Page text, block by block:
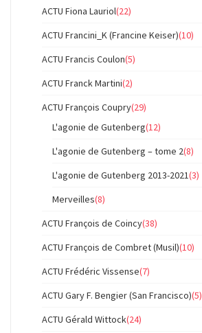
ACTU Fiona Lauriol(22)
ACTU Francini_K (Francine Keiser)(10)
ACTU Francis Coulon(5)
ACTU Franck Martini(2)
ACTU François Coupry(29)
L'agonie de Gutenberg(12)
L'agonie de Gutenberg – tome 2(8)
L'agonie de Gutenberg 2013-2021(3)
Merveilles(8)
ACTU François de Coincy(38)
ACTU François de Combret (Musil)(10)
ACTU Frédéric Vissense(7)
ACTU Gary F. Bengier (San Francisco)(5)
ACTU Gérald Wittock(24)